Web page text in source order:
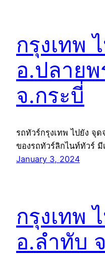
กรุงเทพ
อ.ปลายพ
จ.กระบี่
รถทัวร์กรุงเทพ ไปยัง จุ
ของรถทัวร์ลิกไนท์ทัวร์ มี
January 3, 2024
กรุงเทพ
อ.ลำทับ